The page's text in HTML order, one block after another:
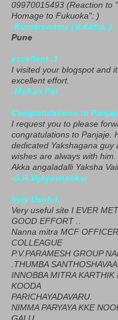
09970015493 (Reaction to
Homage to Fukuoka": )
-Kumarswamy (ಕುಕೂಊ..)
Pune
excellent..1
I visited your blogspot and
excellent effort.
-Mohan Pai
Congratulations to
I request you to please
congratulations to Panjaje.
dedicated Yakshagana guy
wishes are always with
Akka angaladalli Yaksha
-S.R.Vijayashankar
Very Useful..
Very useful site I EVER
GOOD EFFORT ..
Nanna mitra MCF
COLLEAGUE
P.V.PARAMESH GROUP
.THUMBA
INNOBBA MITRA KARTHIK
KOODA
PARICHAYADAVARU.
NIMMA PARYAYA KKE